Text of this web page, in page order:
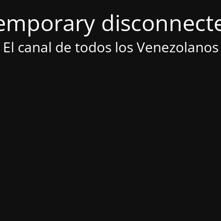
El canal de todos los Venezolanos